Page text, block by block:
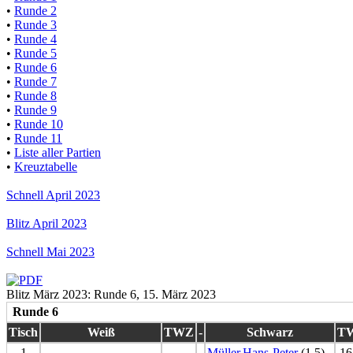
• Runde 2
• Runde 3
• Runde 4
• Runde 5
• Runde 6
• Runde 7
• Runde 8
• Runde 9
• Runde 10
• Runde 11
• Liste aller Partien
• Kreuztabelle
Schnell April 2023
Blitz April 2023
Schnell Mai 2023
Blitz März 2023: Runde 6, 15. März 2023
Runde 6
Tisch
Weiß TWZ - Schwarz